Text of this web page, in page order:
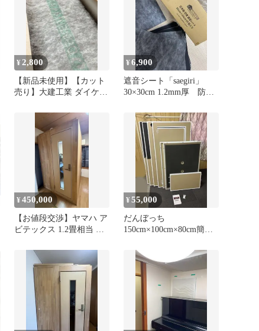
¥ 2,800
【新品未使用】【カット
売り】大建工業 ダイケン
¥6,900
遮音シート「saegiri」
30×30cm 1.2mm厚 防音
¥450,000
【お値段交渉】ヤマハ ア
ビテックス 1.2畳相当 防
¥55,000
だんぼっち
150cm×100cm×80cm簡易
送可能